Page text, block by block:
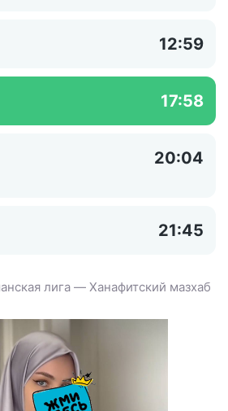
12:59
17:58
20:04
21:45
лига — Ханафитский мазхаб